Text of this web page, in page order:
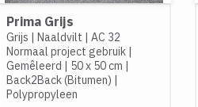
Prima Grijs
Grijs | Naaldvilt | AC 32
Normaal project gebruik|
Gemêleerd | 50 x 50 cm |
Back2Back (Bitumen) |
Polypropyleen